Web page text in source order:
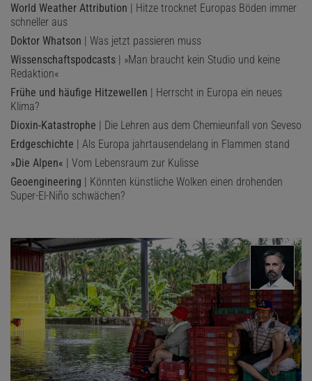
World Weather Attribution | Hitze trocknet Europas Böden immer
schneller aus
Doktor Whatson | Was jetzt passieren muss
Wissenschaftspodcasts | »Man braucht kein Studio und keine
Redaktion«
Frühe und häufige Hitzewellen | Herrscht in Europa ein neues
Klima?
Dioxin-Katastrophe | Die Lehren aus dem Chemieunfall von Seveso
Erdgeschichte | Als Europa jahrtausendelang in Flammen stand
»Die Alpen« | Vom Lebensraum zur Kulisse
Geoengineering | Könnten künstliche Wolken einen drohenden
Super-El-Niño schwächen?